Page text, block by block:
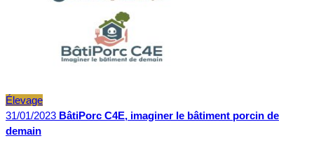
Élevage
31/01/2023 BâtiPorc C4E, imaginer le bâtiment porcin de
demain